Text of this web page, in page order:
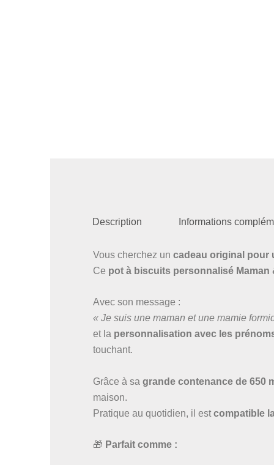
Description Informations
Vous cherchez un cadeau original pour
Ce pot à biscuits personnalisé Maman
Avec son message :
« Je suis une maman et une mamie
et la personnalisation avec les
touchant.
Grâce à sa grande contenance de 650
maison.
Pratique au quotidien, il est compatible
🎁 Parfait comme :